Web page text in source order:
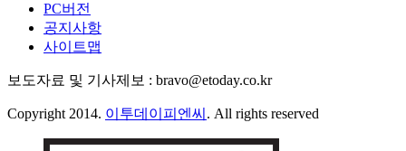
PC버전
공지사항
사이트맵
보도자료 및 기사제보 : bravo@etoday.co.kr
Copyright 2014. 이투데이피엔씨 . All rights reserved